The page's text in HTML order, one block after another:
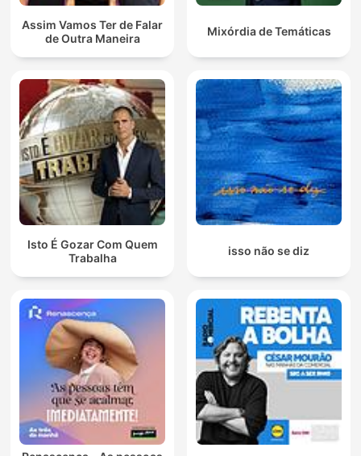
Assim Vamos Ter de Falar
de Outra Maneira
Mixórdia de Temáticas
Isto É Gozar Com Quem
Trabalha
isso não se diz